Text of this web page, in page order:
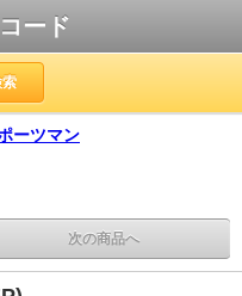
ード
索
ーツマン
次の商品へ